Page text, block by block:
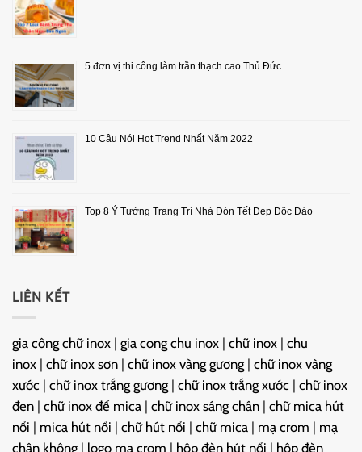
5 đơn vị thi công làm trần thạch cao Thủ Đức
10 Câu Nói Hot Trend Nhất Năm 2022
Top 8 Ý Tưởng Trang Trí Nhà Đón Tết Đẹp Độc Đáo
LIÊN KẾT
gia công chữ inox | gia cong chu inox | chữ inox | chu
inox | chữ inox sơn | chữ inox vàng gương | chữ inox vàng
xước | chữ inox trắng gương | chữ inox trắng xước | chữ inox
đen | chữ inox đế mica | chữ inox sáng chân | chữ mica hút
nổi | mica hút nổi | chữ hút nổi | chữ mica | mạ crom | mạ
chân không | logo mạ crom | hộp đèn hút nổi | hộp đèn